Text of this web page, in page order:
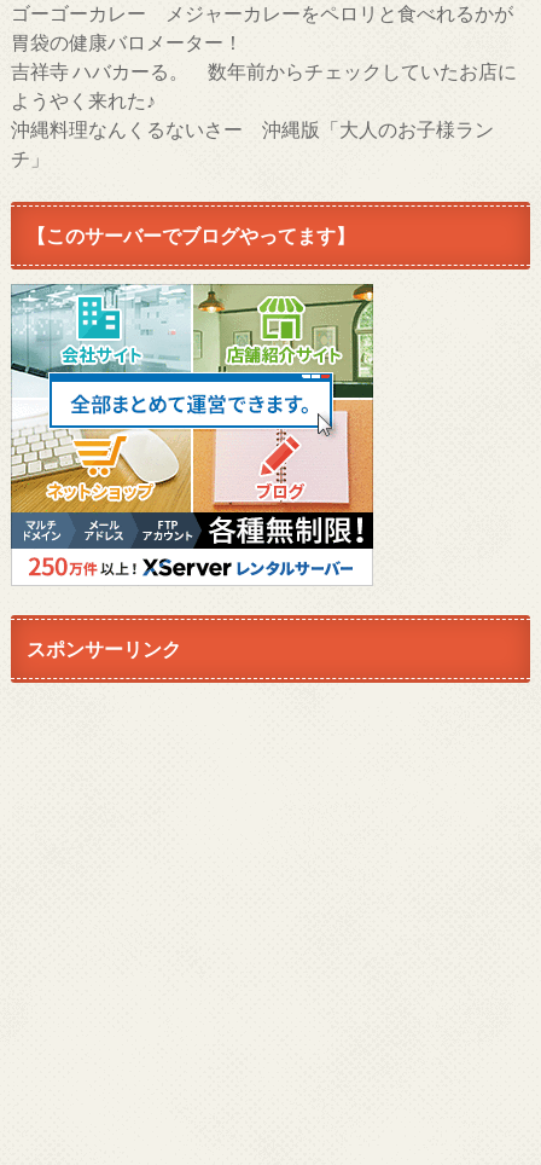
ゴーゴーカレー メジャーカレーをペロリと食べれるかが
胃袋の健康バロメーター！
吉祥寺 ハバカーる。 数年前からチェックしていたお店に
ようやく来れた♪
沖縄料理なんくるないさー 沖縄版「大人のお子様ラン
チ」
【このサーバーでブログやってます】
スポンサーリンク